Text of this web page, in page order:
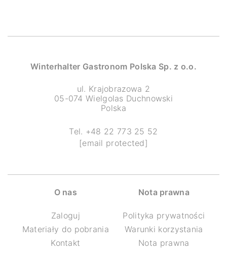
Winterhalter Gastronom Polska Sp. z o.o.
ul. Krajobrazowa 2
05-074 Wielgolas Duchnowski
Polska
Tel. +48 22 773 25 52
[email protected]
O nas
Zaloguj
Materiały do pobrania
Kontakt
Nota prawna
Polityka prywatności
Warunki korzystania
Nota prawna